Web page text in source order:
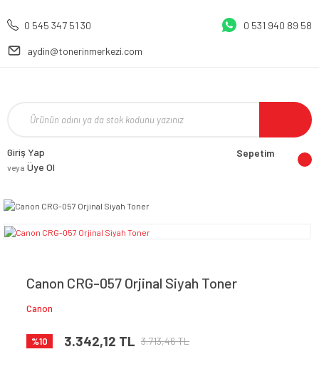
0 545 347 51 30 0 531 940 89 58
aydin@tonerinmerkezi.com
Giriş Yap
veya Üye Ol
Sepetim
Canon CRG-057 Orjinal Siyah Toner
Canon
%10 3.342,12 TL 3.713,46 TL